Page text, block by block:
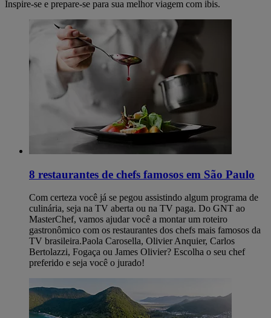
Inspire-se e prepare-se para sua melhor viagem com ibis.
8 restaurantes de chefs famosos em São Paulo
Com certeza você já se pegou assistindo algum programa de
culinária, seja na TV aberta ou na TV paga. Do GNT ao
MasterChef, vamos ajudar você a montar um roteiro
gastronômico com os restaurantes dos chefs mais famosos da
TV brasileira.Paola Carosella, Olivier Anquier, Carlos
Bertolazzi, Fogaça ou James Olivier? Escolha o seu chef
preferido e seja você o jurado!